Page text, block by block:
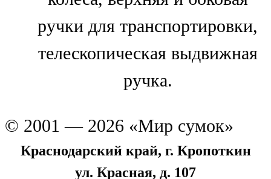
ручки для транспортировки,
телескопическая выдвижная
ручка.
© 2001 — 2026 «Мир сумок»
Краснодарский край, г. Кропоткин
ул. Красная, д. 107